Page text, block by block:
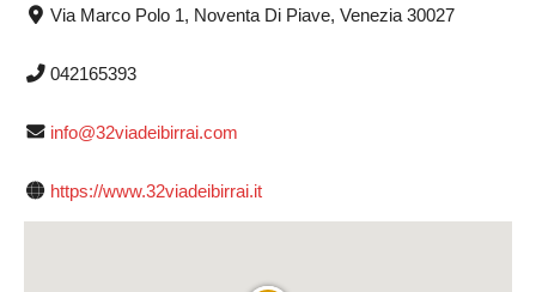
Via Marco Polo 1, Noventa Di Piave, Venezia 30027
042165393
info@32viadeibirrai.com
https://www.32viadeibirrai.it